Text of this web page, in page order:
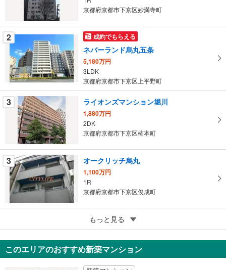
条
件
を
マ
イ
ペ
ー
ジ
す
る
京都府京都市下京区妙満寺町
2 成約でもらえる
ネバーランド烏丸五条
5,180万円
3LDK
京都府京都市下京区上平野町
3 ライオンズマンション堀川
1,880万円
2DK
京都府京都市下京区柿本町
3 オークリッチ烏丸
1,100万円
1R
京都府京都市下京区俊成町
成約でもらえる
グラシオーズ芦刈山
5,680万円
2LDK
もっと見る
このエリアのおすすめ新築マンション